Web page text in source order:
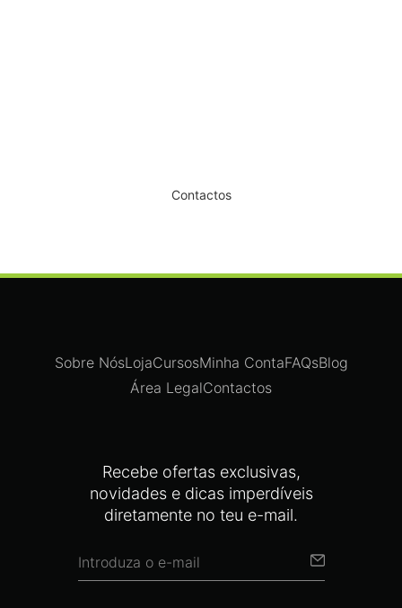
Contactos
Recebe ofertas exclusivas,
novidades e dicas imperdíveis
diretamente no teu e-mail.
Sobre NósLojaCursosMinha ContaFAQsBlog
Área LegalContactos